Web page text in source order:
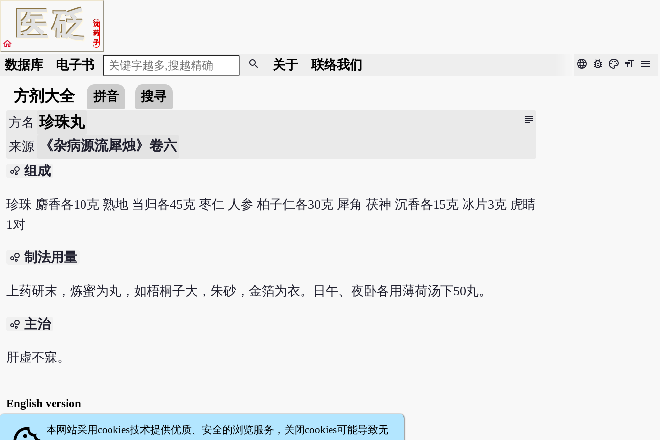
医砭
沈
药
子
home
数据库 电子书 search 关于 联络我们 language bug_report color_lens format_size menu
方剂大全 拼音 搜寻
subject
方名 珍珠丸
来源 《杂病源流犀烛》卷六
bubble_chart 组成
珍珠 麝香各10克 熟地 当归各45克 枣仁 人参 柏子仁各30克 犀角 茯神 沉香各15克 冰片3克 虎睛
1对
bubble_chart 制法用量
上药研末，炼蜜为丸，如梧桐子大，朱砂，金箔为衣。日午、夜卧各用薄荷汤下50丸。
bubble_chart 主治
肝虚不寐。
English version
本网站采用cookies技术提供优质、安全的浏览服务，关闭cookies可能导致无